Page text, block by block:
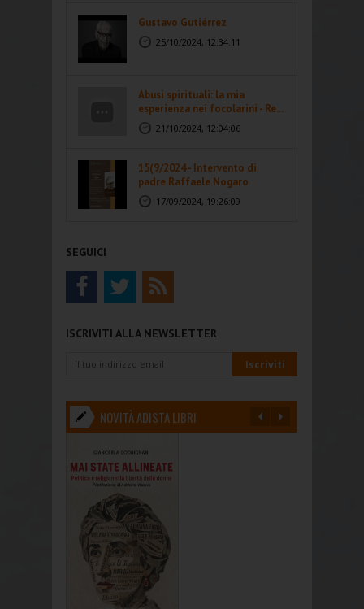
Gustavo Gutiérrez
25/10/2024, 12:34:11
Abusi spirituali: la mia
esperienza nei focolarini - Re...
21/10/2024, 12:04:06
15(9/2024 - Intervento di
padre Raffaele Nogaro
17/09/2024, 19:26:09
SEGUICI
ISCRIVITI ALLA NEWSLETTER
NOVITÀ ADISTA LIBRI